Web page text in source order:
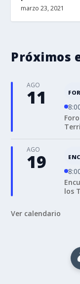
marzo 23, 2021
Próximos
AGO
11
AGO
19
los
Ver calendario